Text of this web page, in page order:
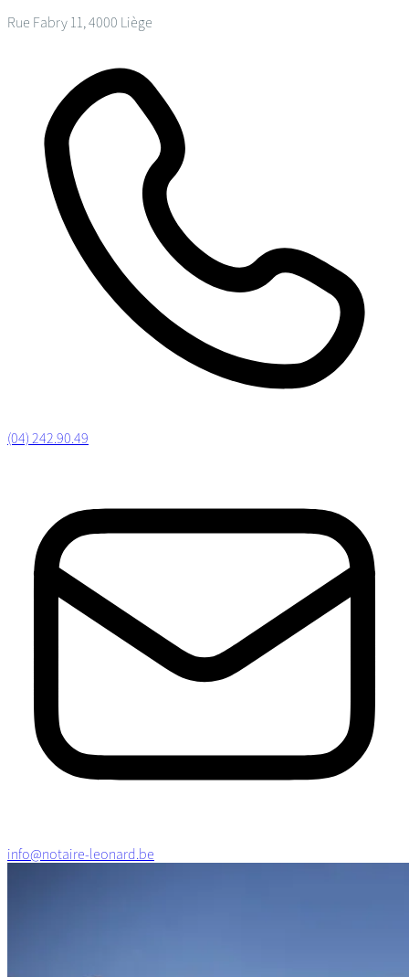
Rue Fabry 11, 4000 Liège
(04) 242.90.49
info@notaire-leonard.be